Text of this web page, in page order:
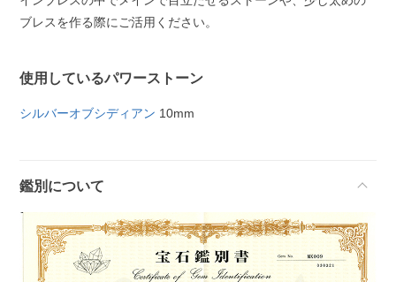
ブレスを作る際にご活用ください。
使用しているパワーストーン
シルバーオブシディアン 10mm
鑑別について